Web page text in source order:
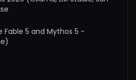
Fable 5 and Mythos 5 -